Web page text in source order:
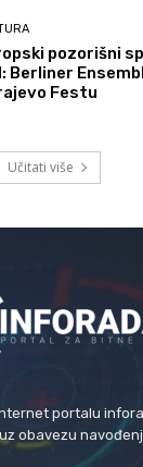
pozorišni
Berliner
Festu
Učitati više
portalu
obavezu